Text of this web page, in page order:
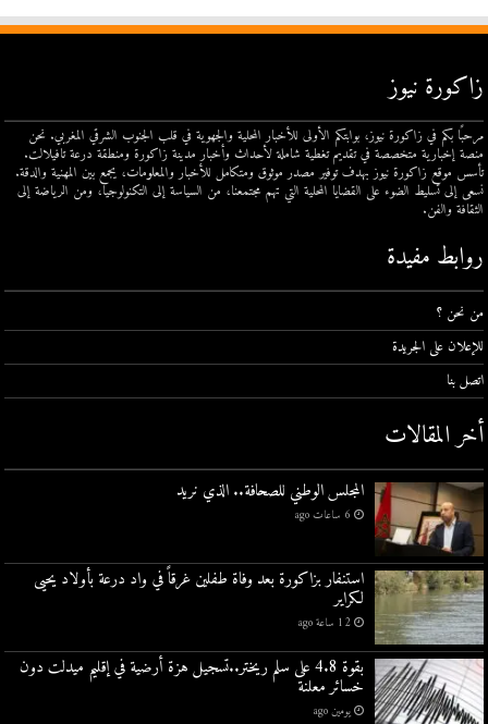
زاكورة نيوز
مرحبًا بكم في زاكورة نيوز، بوابتكم الأولى للأخبار المحلية والجهوية في قلب الجنوب الشرقي المغربي. نحن
منصة إخبارية متخصصة في تقديم تغطية شاملة لأحداث وأخبار مدينة زاكورة ومنطقة درعة تافيلالت.
تأسس موقع زاكورة نيوز بهدف توفير مصدر موثوق ومتكامل للأخبار والمعلومات، يجمع بين المهنية والدقة.
نسعى إلى تسليط الضوء على القضايا المحلية التي تهم مجتمعنا، من السياسة إلى التكنولوجيا، ومن الرياضة إلى
الثقافة والفن.
روابط مفيدة
من نحن ؟
للإعلان على الجريدة
اتصل بنا
أخر المقالات
المجلس الوطني للصحافة.. الذي نريد
6 ساعات ago
استنفار بزاكورة بعد وفاة طفلين غرقاً في واد درعة بأولاد يحيى
لكراير
12 ساعة ago
بقوة 4.8 على سلم ريختر..تسجيل هزة أرضية في إقليم ميدلت دون
خسائر معلنة
يومين ago